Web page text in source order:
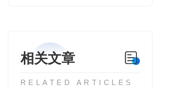
相关文章
RELATED ARTICLES